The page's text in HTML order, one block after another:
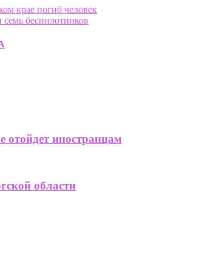
крае погиб человек
беспилотников
отойдет иностранцам
области